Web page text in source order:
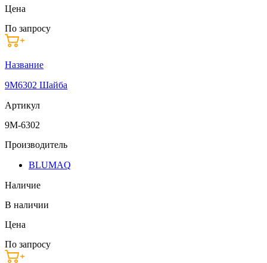
Цена
По запросу
Название
9M6302 Шайба
Артикул
9M-6302
Производитель
BLUMAQ
Наличие
В наличии
Цена
По запросу